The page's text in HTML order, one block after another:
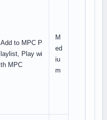
Add to MPC P
laylist, Play wi
th MPC
M
ed
iu
m